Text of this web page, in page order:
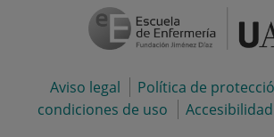
Aviso legal
Política de
condiciones de uso
Accesibilidad